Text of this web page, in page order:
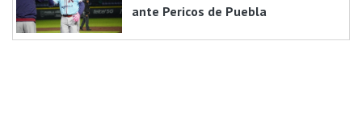
ante Pericos de Puebla